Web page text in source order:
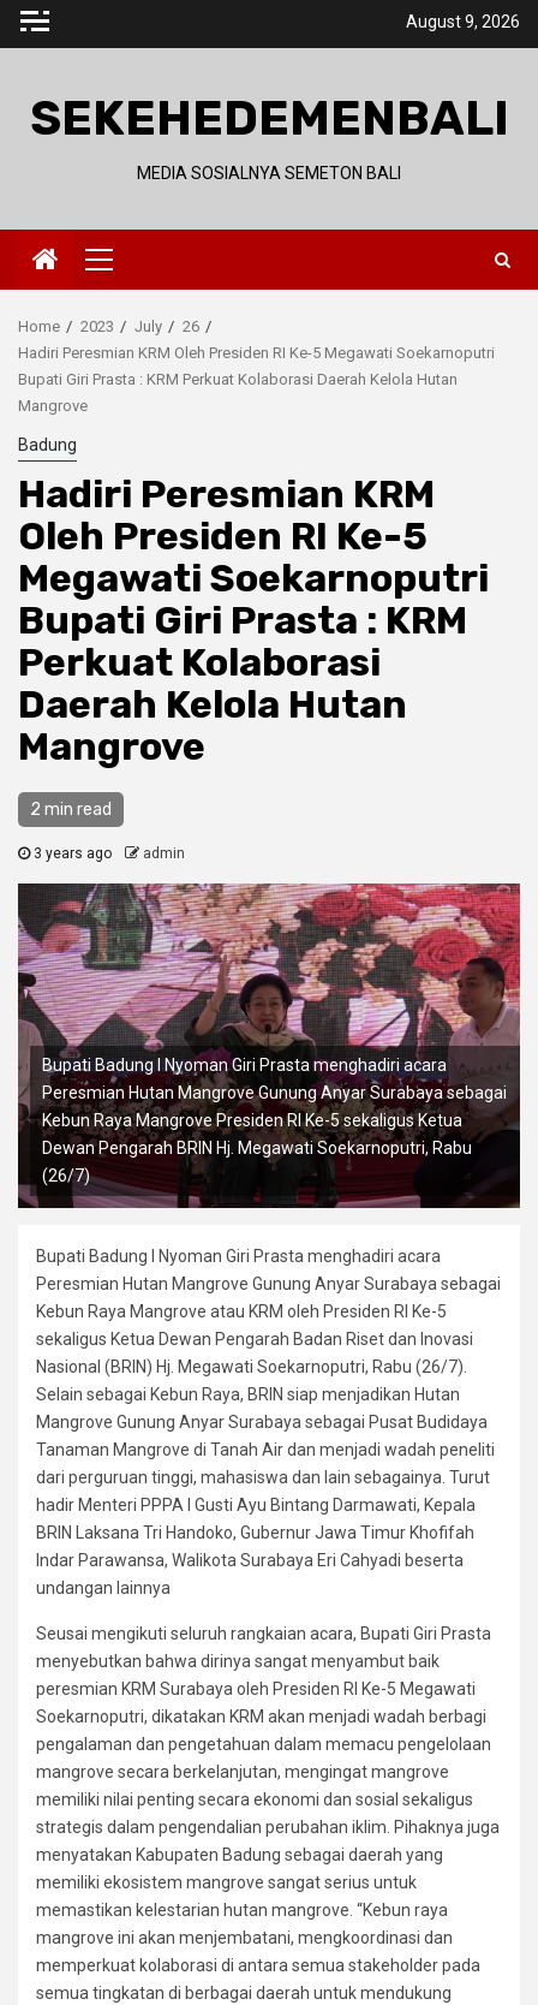
Skip
August 9, 2026
SEKEHEDEMENBALI
MEDIA SOSIALNYA SEMETON BALI
Primary
Menu
Home 2023 July
26
Hadiri Peresmian KRM Oleh Presiden RI Ke-5 Megawati Soekarnoputri
Bupati Giri Prasta : KRM Perkuat Kolaborasi Daerah Kelola Hutan
Mangrove
Badung
Hadiri Peresmian KRM
Oleh Presiden RI Ke-5
Megawati Soekarnoputri
Bupati Giri Prasta : KRM
Perkuat Kolaborasi
Daerah Kelola Hutan
Mangrove
2 min read
3 years ago admin
Bupati Badung I Nyoman Giri Prasta menghadiri acara
Peresmian Hutan Mangrove Gunung Anyar Surabaya sebagai
Kebun Raya Mangrove Presiden RI Ke-5 sekaligus Ketua
Dewan Pengarah BRIN Hj. Megawati Soekarnoputri, Rabu
(26/7)
Bupati Badung I Nyoman Giri Prasta menghadiri acara
Peresmian Hutan Mangrove Gunung Anyar Surabaya sebagai
Kebun Raya Mangrove atau KRM oleh Presiden RI Ke-5
sekaligus Ketua Dewan Pengarah Badan Riset dan Inovasi
Nasional (BRIN) Hj. Megawati Soekarnoputri, Rabu (26/7).
Selain sebagai Kebun Raya, BRIN siap menjadikan Hutan
Mangrove Gunung Anyar Surabaya sebagai Pusat Budidaya
Tanaman Mangrove di Tanah Air dan menjadi wadah peneliti
dari perguruan tinggi, mahasiswa dan lain sebagainya. Turut
hadir Menteri PPPA I Gusti Ayu Bintang Darmawati, Kepala
BRIN Laksana Tri Handoko, Gubernur Jawa Timur Khofifah
Indar Parawansa, Walikota Surabaya Eri Cahyadi beserta
undangan lainnya
Seusai mengikuti seluruh rangkaian acara, Bupati Giri Prasta
menyebutkan bahwa dirinya sangat menyambut baik
peresmian KRM Surabaya oleh Presiden RI Ke-5 Megawati
Soekarnoputri, dikatakan KRM akan menjadi wadah berbagi
pengalaman dan pengetahuan dalam memacu pengelolaan
mangrove secara berkelanjutan, mengingat mangrove
memiliki nilai penting secara ekonomi dan sosial sekaligus
strategis dalam pengendalian perubahan iklim. Pihaknya juga
menyatakan Kabupaten Badung sebagai daerah yang
memiliki ekosistem mangrove sangat serius untuk
memastikan kelestarian hutan mangrove. “Kebun raya
mangrove ini akan menjembatani, mengkoordinasi dan
memperkuat kolaborasi di antara semua stakeholder pada
semua tingkatan di berbagai daerah untuk mendukung